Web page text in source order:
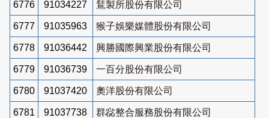
6776 91034227 鵟製所股份有限公司
6777 91035963 猴子娛樂媒體股份有限公司
6778 91036442 興勝國際興業股份有限公司
6779 91036739 一百分股份有限公司
6780 91037420 奧洋股份有限公司
6781 91037738 群惢整合服務股份有限公司